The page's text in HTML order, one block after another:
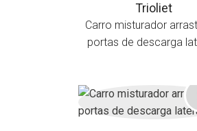
Trioliet
Carro misturador
portas de descarga